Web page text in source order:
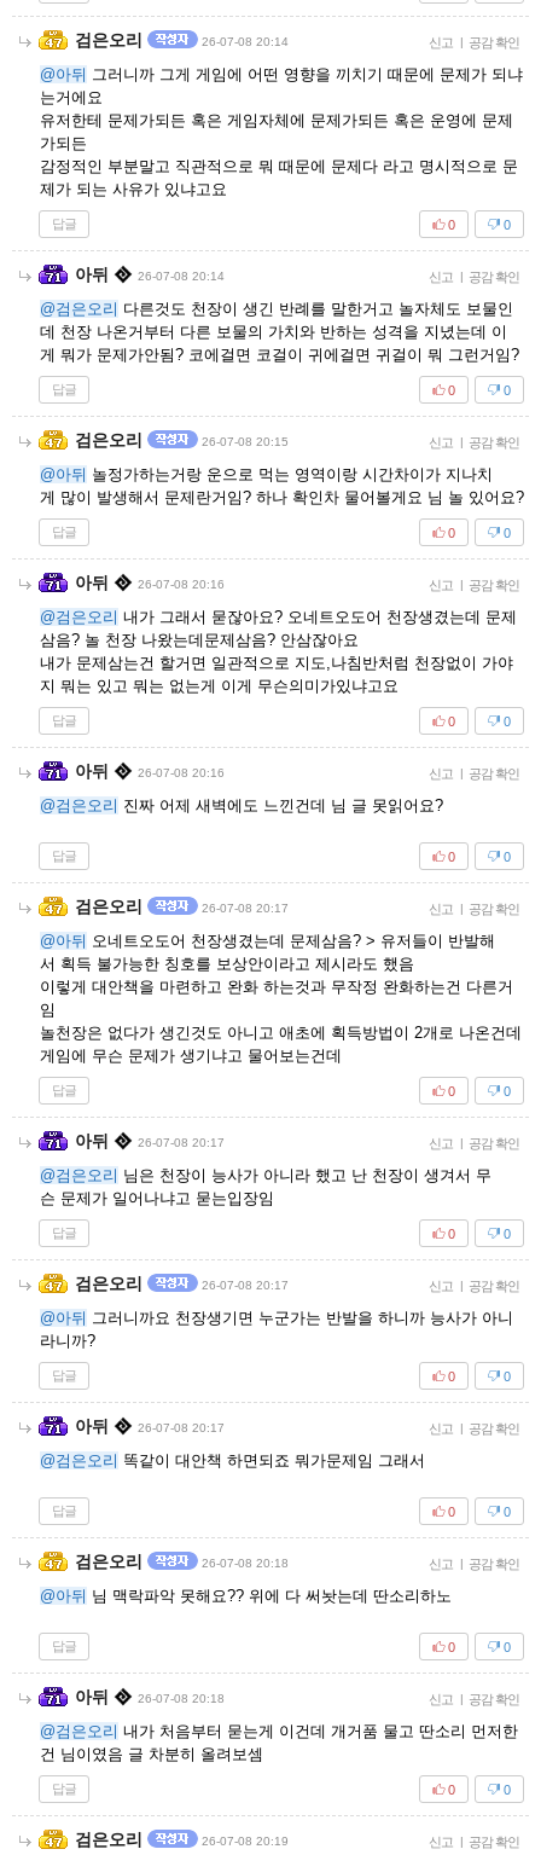
검은오리 26-07-08 20:14 신고 | 공감 확인
@아뒤 그러니까 그게 게임에 어떤 영향을 끼치기 때문에 문제가 되냐
는거에요
유저한테 문제가되든 혹은 게임자체에 문제가되든 혹은 운영에 문제
가되든
감정적인 부분말고 직관적으로 뭐 때문에 문제다 라고 명시적으로 문
제가 되는 사유가 있냐고요
답글 0
0
아뒤 26-07-08 20:14 신고 | 공감 확인
@검은오리 다른것도 천장이 생긴 반례를 말한거고 놀자체도 보물인
데 천장 나온거부터 다른 보물의 가치와 반하는 성격을 지녔는데 이
게 뭐가 문제가안됨? 코에걸면 코걸이 귀에걸면 귀걸이 뭐 그런거임?
답글 0
0
검은오리 26-07-08 20:15 신고 | 공감 확인
@아뒤 놀정가하는거랑 운으로 먹는 영역이랑 시간차이가 지나치
게 많이 발생해서 문제란거임? 하나 확인차 물어볼게요 님 놀 있어요?
답글 0
0
아뒤 26-07-08 20:16 신고 | 공감 확인
@검은오리 내가 그래서 묻잖아요? 오네트오도어 천장생겼는데 문제
삼음? 놀 천장 나왔는데문제삼음? 안삼잖아요
내가 문제삼는건 할거면 일관적으로 지도,나침반처럼 천장없이 가야
지 뭐는 있고 뭐는 없는게 이게 무슨의미가있냐고요
답글 0
0
아뒤 26-07-08 20:16 신고 | 공감 확인
@검은오리 진짜 어제 새벽에도 느낀건데 님 글 못읽어요?
답글 0
0
검은오리 26-07-08 20:17 신고 | 공감 확인
@아뒤 오네트오도어 천장생겼는데 문제삼음? > 유저들이 반발해
서 획득 불가능한 칭호를 보상안이라고 제시라도 했음
이렇게 대안책을 마련하고 완화 하는것과 무작정 완화하는건 다른거
임
놀천장은 없다가 생긴것도 아니고 애초에 획득방법이 2개로 나온건데
게임에 무슨 문제가 생기냐고 물어보는건데
답글 0
0
아뒤 26-07-08 20:17 신고 | 공감 확인
@검은오리 님은 천장이 능사가 아니라 했고 난 천장이 생겨서 무
슨 문제가 일어나냐고 묻는입장임
답글 0
0
검은오리 26-07-08 20:17 신고 | 공감 확인
@아뒤 그러니까요 천장생기면 누군가는 반발을 하니까 능사가 아니
라니까?
답글 0
0
아뒤 26-07-08 20:17 신고 | 공감 확인
@검은오리 똑같이 대안책 하면되죠 뭐가문제임 그래서
답글 0
0
검은오리 26-07-08 20:18 신고 | 공감 확인
@아뒤 님 맥락파악 못해요?? 위에 다 써놧는데 딴소리하노
답글 0
0
아뒤 26-07-08 20:18 신고 | 공감 확인
@검은오리 내가 처음부터 묻는게 이건데 개거품 물고 딴소리 먼저한
건 님이였음 글 차분히 올려보셈
답글 0
0
검은오리 26-07-08 20:19 신고 | 공감 확인